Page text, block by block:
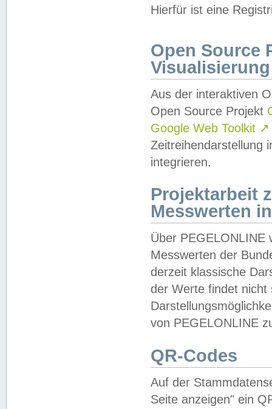
Hierfür ist eine
Open Source
Visualisierung
Aus der interaktiven
Open Source Projekt
Google Web Toolkit ↗
Zeitreihendarstellung
integrieren.
Projektarbeit
Messwerten
Über PEGELONLINE
Messwerten der
derzeit klassische
der Werte findet
von PEGELONLINE
QR-Codes
Auf der
Seite anzeigen" ein